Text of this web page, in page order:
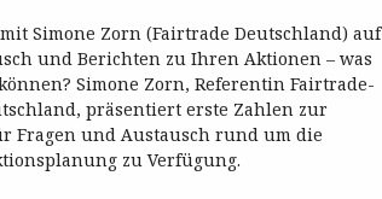
Simone Zorn (Fairtrade Deutschland) auf
und Berichten zu Ihren Aktionen – was
Simone Zorn, Referentin Fairtrade-
präsentiert erste Zahlen zur
Fragen und Austausch rund um die
zu Verfügung.